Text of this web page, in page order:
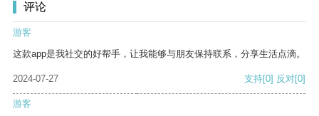
评论
游客
这款app是我社交的好帮手，让我能够与朋友保持联系，分享生活点滴。
2024-07-27 支持[0] 反对[0]
游客